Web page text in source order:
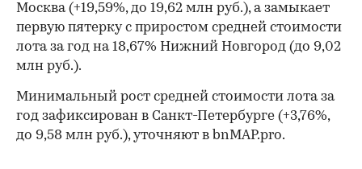
Москва (+19,59%, до 19,62 млн руб.), а замыкает
первую пятерку с приростом средней стоимости
лота за год на 18,67% Нижний Новгород (до 9,02
млн руб.).
Минимальный рост средней стоимости лота за
год зафиксирован в Санкт-Петербурге (+3,76%,
до 9,58 млн руб.), уточняют в bnMAP.pro.